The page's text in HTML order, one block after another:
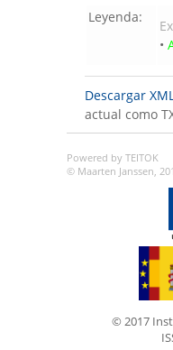
Leyenda:
•
Descargar
actual como
Powered by TEITOK
© Maarten Janssen,
© 2017